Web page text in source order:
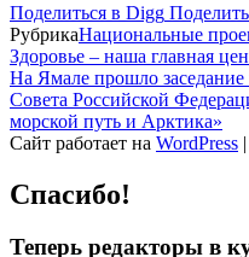
Поделиться в Digg
РубрикаНациональные
Здоровье – наша главная
На Ямале прошло заседание
Совета Российской
морской путь и Арктика»
Сайт работает на WordPress |
Спасибо!
Теперь редакторы в